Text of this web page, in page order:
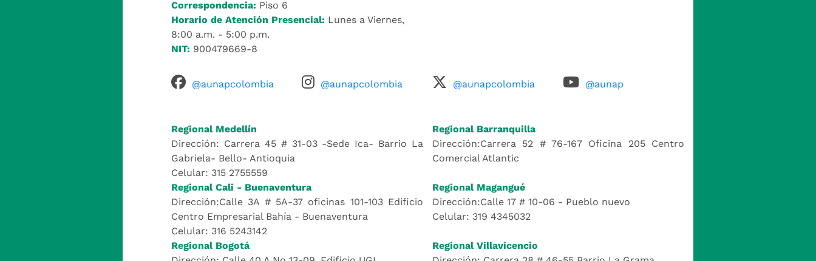
Correspondencia: Piso 6
Horario de Atención Presencial: Lunes a Viernes,
8:00 a.m. - 5:00 p.m.
NIT: 900479669-8
@aunapcolombia @aunapcolombia @aunapcolombia @aunap
Regional Medellín
Dirección: Carrera 45 # 31-03 -Sede Ica- Barrio La
Gabriela- Bello- Antioquia
Celular: 315 2755559
Regional Barranquilla
Dirección:Carrera 52 # 76-167 Oficina 205 Centro
Comercial Atlantic
Regional Cali - Buenaventura
Dirección:Calle 3A # 5A-37 oficinas 101-103 Edificio
Centro Empresarial Bahía - Buenaventura
Celular: 316 5243142
Regional Magangué
Dirección:Calle 17 # 10-06 - Pueblo nuevo
Celular: 319 4345032
Regional Bogotá
Regional Villavicencio